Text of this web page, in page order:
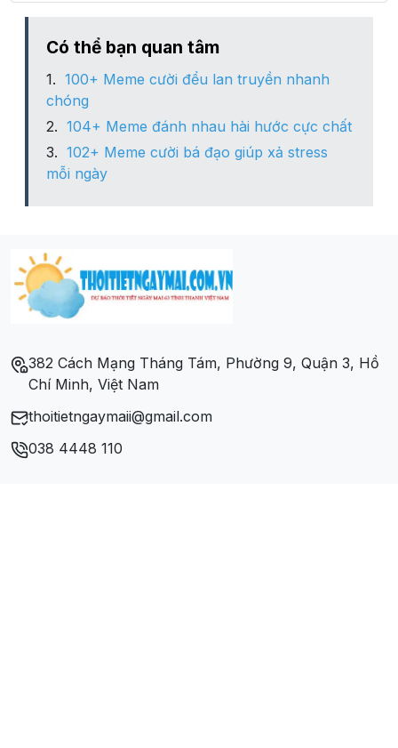
Xã Tà Hừa
Xã Tà Mung
Có thể bạn quan tâm
100+ Meme cười đểu lan truyền nhanh
chóng
104+ Meme đánh nhau hài hước cực chất
102+ Meme cười bá đạo giúp xả stress
mỗi ngày
382 Cách Mạng Tháng Tám, Phường 9, Quận 3, Hồ
Chí Minh, Việt Nam
thoitietngaymaii@gmail.com
038 4448 110